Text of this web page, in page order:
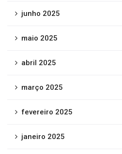
junho 2025
maio 2025
abril 2025
março 2025
fevereiro 2025
janeiro 2025